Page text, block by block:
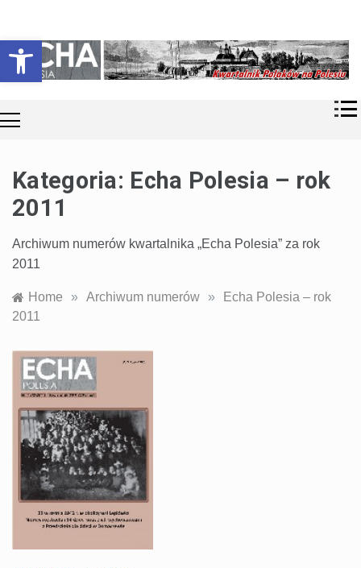
Otwórz pasek narzędzi
content
Echa
Polesia
współczesność
Polaków na
Polesiu.
Kategoria: Echa Polesia – rok
2011
Archiwum numerów kwartalnika „Echa Polesia” za rok
2011
Home » Archiwum numerów »
Echa Polesia – rok
2011